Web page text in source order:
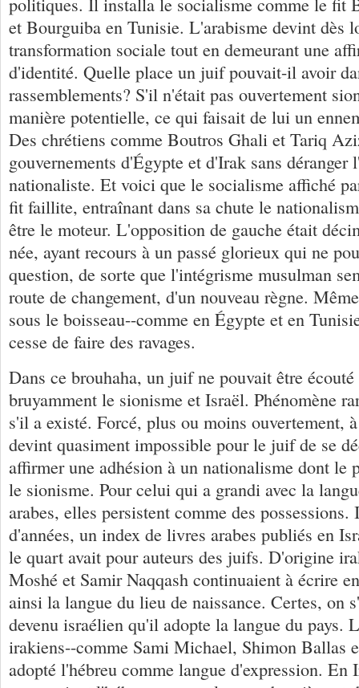
politiques. Il installa le socialisme comme le fit
et Bourguiba en Tunisie. L'arabisme devint dès
transformation sociale tout en demeurant une
d'identité. Quelle place un juif pouvait-il avoir
rassemblements? S'il n'était pas ouvertement
manière potentielle, ce qui faisait de lui un
Des chrétiens comme Boutros Ghali et Tariq
gouvernements d'Égypte et d'Irak sans déranger
nationaliste. Et voici que le socialisme affiché
fit faillite, entraînant dans sa chute le
être le moteur. L'opposition de gauche était
née, ayant recours à un passé glorieux qui ne
question, de sorte que l'intégrisme musulman
route de changement, d'un nouveau règne.
sous le boisseau--comme en Égypte et en
cesse de faire des ravages.
Dans ce brouhaha, un juif ne pouvait être
bruyamment le sionisme et Israël. Phénomène
s'il a existé. Forcé, plus ou moins ouvertement,
devint quasiment impossible pour le juif de se
affirmer une adhésion à un nationalisme dont le
le sionisme. Pour celui qui a grandi avec la
arabes, elles persistent comme des
d'années, un index de livres arabes publiés en
le quart avait pour auteurs des juifs. D'origine
Moshé et Samir Naqqash continuaient à écrire
ainsi la langue du lieu de naissance. Certes, on
devenu israélien qu'il adopte la langue du pays.
irakiens--comme Sami Michael, Shimon Ballas
adopté l'hébreu comme langue d'expression. En